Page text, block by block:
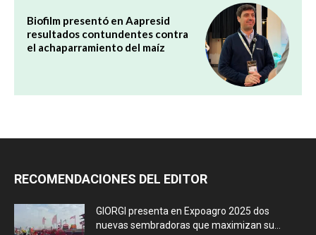
Biofilm presentó en Aapresid
resultados contundentes contra
el achaparramiento del maíz
RECOMENDACIONES DEL EDITOR
GIORGI presenta en Expoagro 2025 dos
nuevas sembradoras que maximizan su...